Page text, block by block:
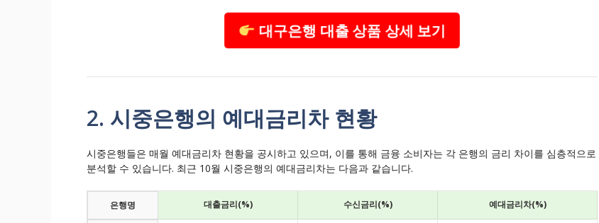
대구은행 대출 상품 상세 보기
2. 시중은행의 예대금리차 현황
시중은행들은 매월 예대금리차 현황을 공시하고 있으며, 이를 통해 금융 소비자는 각 은행의 금리 차이를 심층적으로
분석할 수 있습니다. 최근 10월 시중은행의 예대금리차는 다음과 같습니다.
은행명 대출금리(%) 수신금리(%) 예대금리차(%)